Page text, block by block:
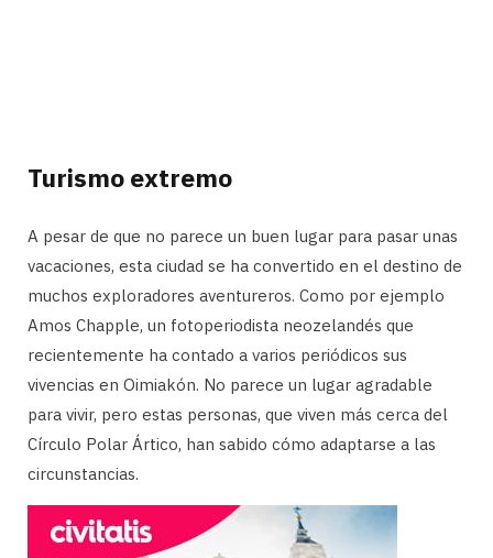
Turismo extremo
A pesar de que no parece un buen lugar para pasar unas
vacaciones, esta ciudad se ha convertido en el destino de
muchos exploradores aventureros. Como por ejemplo
Amos Chapple, un fotoperiodista neozelandés que
recientemente ha contado a varios periódicos sus
vivencias en Oimiakón. No parece un lugar agradable
para vivir, pero estas personas, que viven más cerca del
Círculo Polar Ártico, han sabido cómo adaptarse a las
circunstancias.